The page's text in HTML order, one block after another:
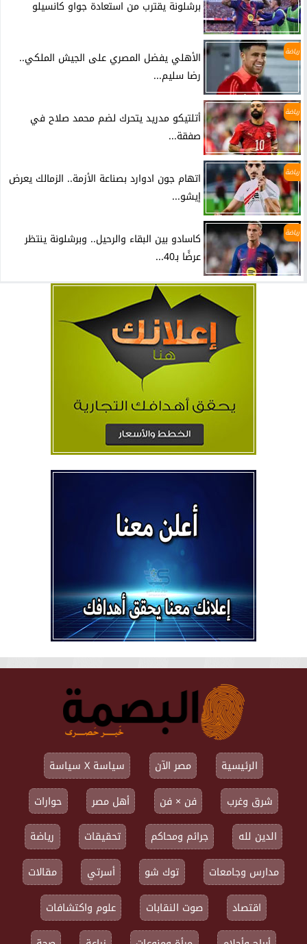
برشلونة يقترب من استعادة جواو كانسيلو
رياضة
الأهلي يفضل المصري على الجيش الملكي..
رضا سليم...
رياضة
أتلتيكو مدريد يتحرك لضم محمد صلاح في
صفقة...
رياضة
اتهام جون ادوارد بصناعة الأزمة.. الزمالك يعرض
إيشو...
رياضة
كاسادو بين البقاء والرحيل.. وبرشلونة ينتظر
عرضًا بـ40...
الرئيسية مصر الآن
سياسة X سياسة
شرق وغرب
فن × فن أهل مصر
حوارات
الدين لله
جرائم ومحاكم تحقيقات
رياضة
مدارس وجامعات
توك شو أسرتي
مقالات
اقتصاد
صوت النقابات
علوم واكتشافات